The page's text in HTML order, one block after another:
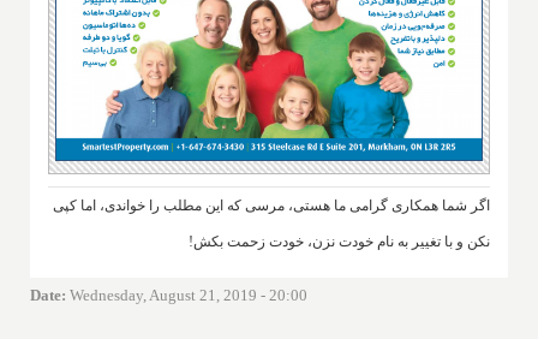
اگر شما همکاری گرامی ما هستی، مرسی که این مطلب را خواندی، اما کپی
نکن و با تغییر به نام خودت نزن، خودت زحمت بکش!
Date: Wednesday, August 21, 2019 - 20:00